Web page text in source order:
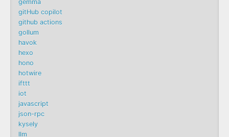
gemma
gitHub copilot
github actions
gollum
havok
hexo
hono
hotwire
ifttt
iot
javascript
json-rpc
kysely
llm